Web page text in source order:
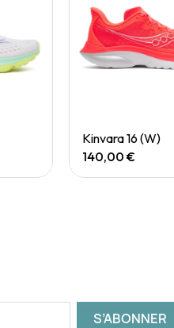
Quick View
Kinvara 16 (W)
140,00 €